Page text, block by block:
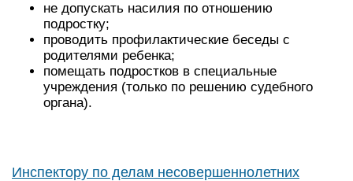
не допускать насилия по отношению
подростку;
проводить профилактические беседы с
родителями ребенка;
помещать подростков в специальные
учреждения (только по решению судебного
органа).
Инспектору по делам несовершеннолетних